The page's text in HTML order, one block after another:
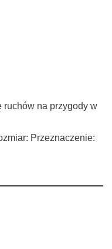
ruchów na przygody w
Przeznaczenie: